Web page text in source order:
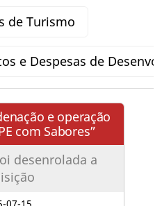
de Turismo
e Despesas de
e operação
com Sabores”
desenrolada a